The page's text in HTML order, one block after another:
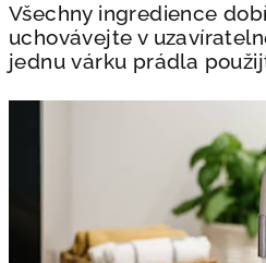
Všechny ingredience
uchovávejte v
jednuvárku prádla